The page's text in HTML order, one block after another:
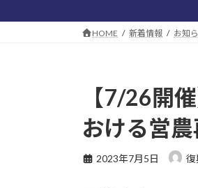
HOME 新着情報 お知
【7/26開
おける営
2023年7月5日 復